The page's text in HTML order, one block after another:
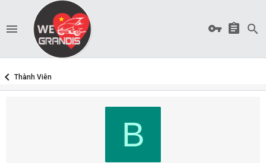
Thành Viên
B